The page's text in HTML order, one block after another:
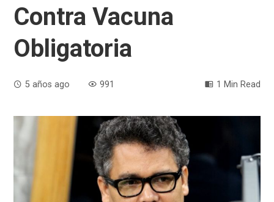
Contra Vacuna
Obligatoria
5 años ago 991 1 Min Read